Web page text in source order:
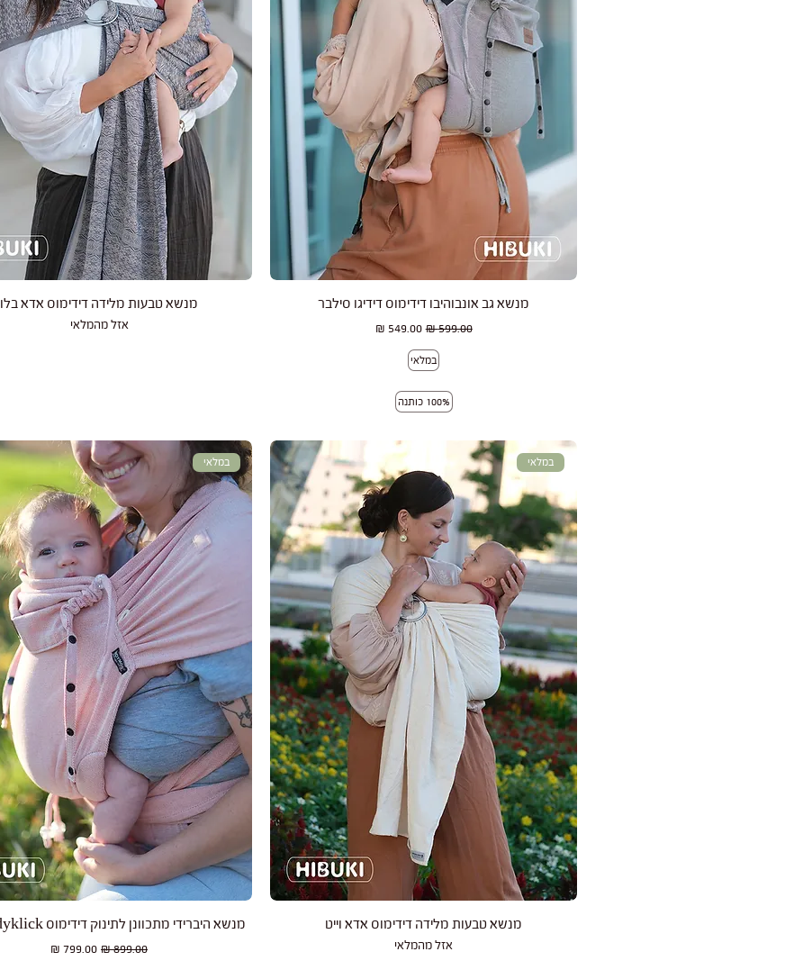
תצוגה מהירה
מנשא גב אונבוהיבו דידימוס דידיגו סילבר
מחיר רגיל‏599.00 ‏₪ מחיר מבצע‏549.00 ‏₪
במלאי
100% כותנה
תצוגה מהירה
מנשא טבעות מלידה דידימוס אדא בלו
אזל מהמלאי
תצוגה מהירה
במלאי
מנשא טבעות מלידה דידימוס אדא וייט
אזל מהמלאי
תצוגה מהירה
במלאי
מנשא היברידי מתכוונן לתינוק דידימוס Didyklick צ'ילי
מחיר רגיל מחיר מבצע